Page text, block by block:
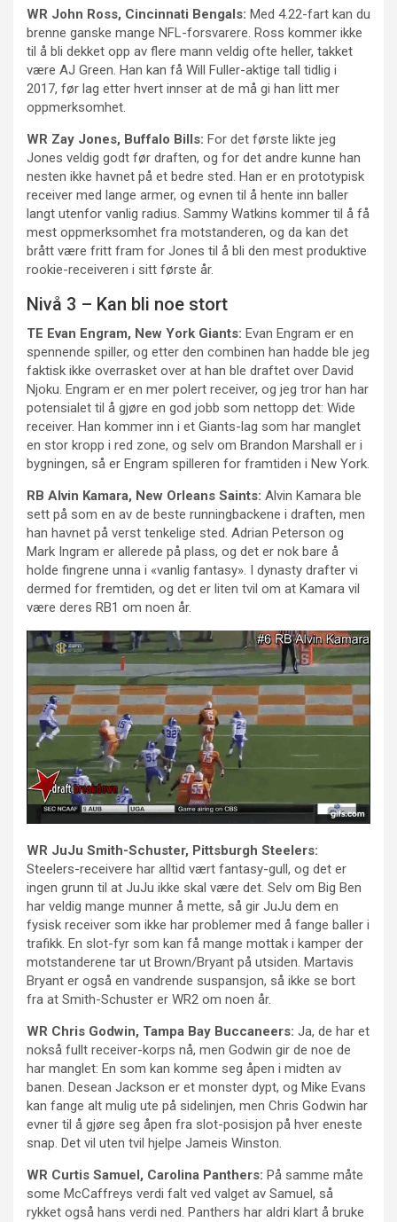
WR John Ross, Cincinnati Bengals: Med 4.22-fart kan du
brenne ganske mange NFL-forsvarere. Ross kommer ikke
til å bli dekket opp av flere mann veldig ofte heller, takket
være AJ Green. Han kan få Will Fuller-aktige tall tidlig i
2017, før lag etter hvert innser at de må gi han litt mer
oppmerksomhet.
WR Zay Jones, Buffalo Bills: For det første likte jeg
Jones veldig godt før draften, og for det andre kunne han
nesten ikke havnet på et bedre sted. Han er en prototypisk
receiver med lange armer, og evnen til å hente inn baller
langt utenfor vanlig radius. Sammy Watkins kommer til å få
mest oppmerksomhet fra motstanderen, og da kan det
brått være fritt fram for Jones til å bli den mest produktive
rookie-receiveren i sitt første år.
Nivå 3 – Kan bli noe stort
TE Evan Engram, New York Giants: Evan Engram er en
spennende spiller, og etter den combinen han hadde ble jeg
faktisk ikke overrasket over at han ble draftet over David
Njoku. Engram er en mer polert receiver, og jeg tror han har
potensialet til å gjøre en god jobb som nettopp det: Wide
receiver. Han kommer inn i et Giants-lag som har manglet
en stor kropp i red zone, og selv om Brandon Marshall er i
bygningen, så er Engram spilleren for framtiden i New York.
RB Alvin Kamara, New Orleans Saints: Alvin Kamara ble
sett på som en av de beste runningbackene i draften, men
han havnet på verst tenkelige sted. Adrian Peterson og
Mark Ingram er allerede på plass, og det er nok bare å
holde fingrene unna i «vanlig fantasy». I dynasty drafter vi
dermed for fremtiden, og det er liten tvil om at Kamara vil
være deres RB1 om noen år.
WR JuJu Smith-Schuster, Pittsburgh Steelers:
Steelers-receivere har alltid vært fantasy-gull, og det er
ingen grunn til at JuJu ikke skal være det. Selv om Big Ben
har veldig mange munner å mette, så gir JuJu dem en
fysisk receiver som ikke har problemer med å fange baller i
trafikk. En slot-fyr som kan få mange mottak i kamper der
motstanderene tar ut Brown/Bryant på utsiden. Martavis
Bryant er også en vandrende suspansjon, så ikke se bort
fra at Smith-Schuster er WR2 om noen år.
WR Chris Godwin, Tampa Bay Buccaneers: Ja, de har et
nokså fullt receiver-korps nå, men Godwin gir de noe de
har manglet: En som kan komme seg åpen i midten av
banen. Desean Jackson er et monster dypt, og Mike Evans
kan fange alt mulig ute på sidelinjen, men Chris Godwin har
evner til å gjøre seg åpen fra slot-posisjon på hver eneste
snap. Det vil uten tvil hjelpe Jameis Winston.
WR Curtis Samuel, Carolina Panthers: På samme måte
some McCaffreys verdi falt ved valget av Samuel, så
rykket også hans verdi ned. Panthers har aldri klart å bruke